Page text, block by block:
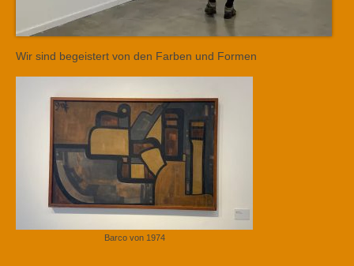
Wir sind begeistert von den Farben und Formen
Barco von 1974